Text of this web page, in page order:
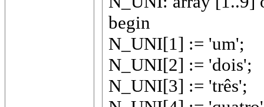
begin
N_UNI[1] := 'um';
N_UNI[2] := 'dois';
N_UNI[3] := 'três';